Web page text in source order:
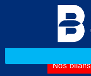
Nos bilans